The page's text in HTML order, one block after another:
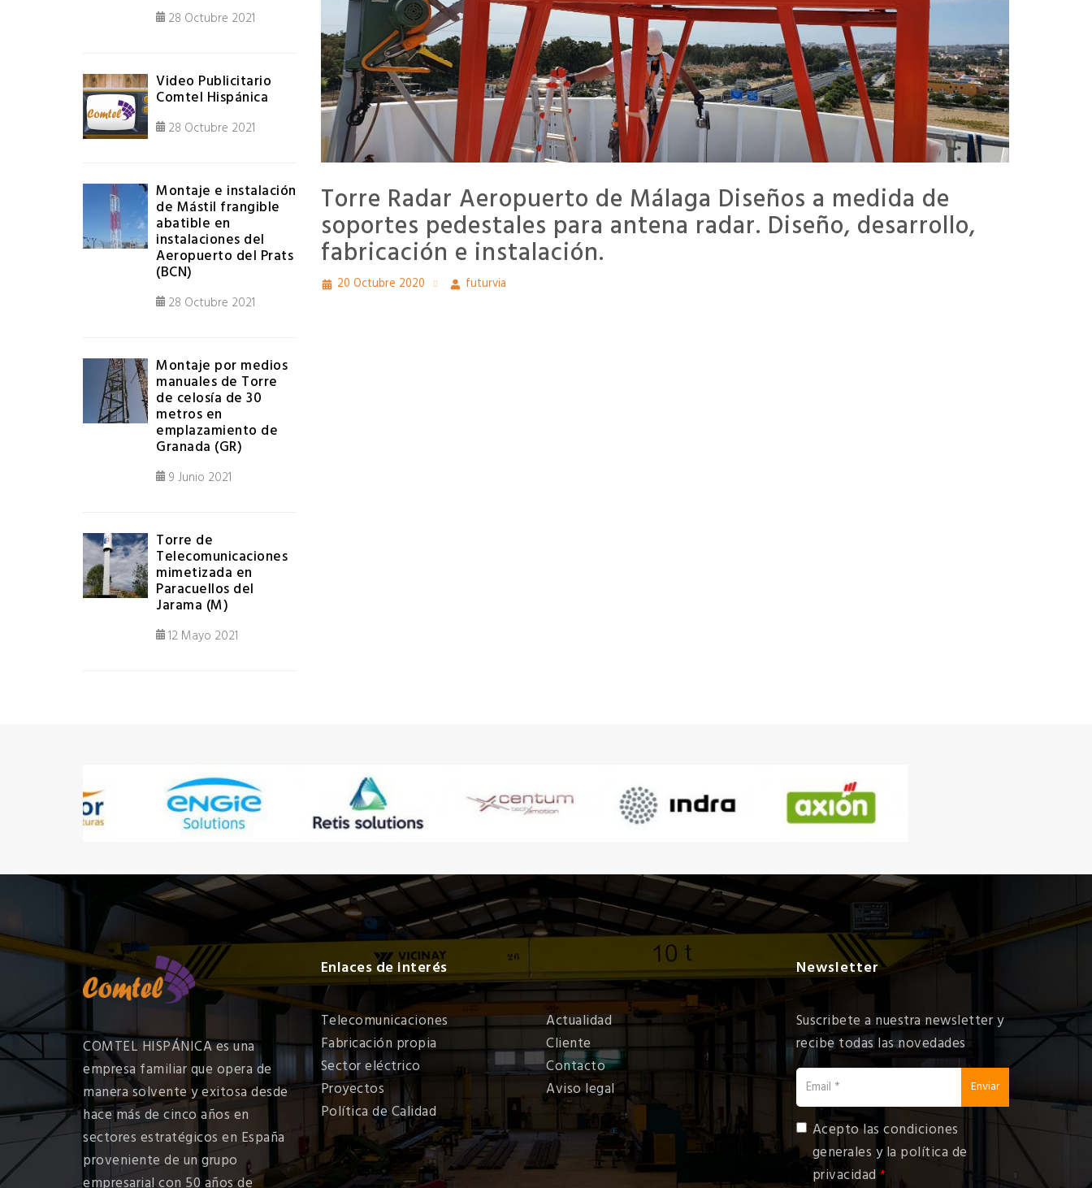
28 Octubre 2021
Video Publicitario
Comtel Hispánica
28 Octubre 2021
Montaje e instalación
de Mástil frangible
abatible en
instalaciones del
Aeropuerto del Prats
(BCN)
28 Octubre 2021
Montaje por medios
manuales de Torre
de celosía de 30
metros en
emplazamiento de
Granada (GR)
9 Junio 2021
Torre de
Telecomunicaciones
mimetizada en
Paracuellos del
Jarama (M)
12 Mayo 2021
Torre Radar Aeropuerto de Málaga Diseños a medida de
soportes pedestales para antena radar. Diseño, desarrollo,
fabricación e instalación.
20 Octubre 2020 futurvia
COMTEL HISPÁNICA es una
empresa familiar que opera de
manera solvente y exitosa desde
hace más de cinco años en
sectores estratégicos en España
proveniente de un grupo
empresarial con 50 años de
Enlaces de interés
Telecomunicaciones
Actualidad
Fabricación propia
Cliente
Sector eléctrico
Contacto
Proyectos
Aviso legal
Política de Calidad
Newsletter
Suscribete a nuestra newsletter y
recibe todas las novedades
email
Enviar
Acepto las condiciones
generales y la política de
privacidad